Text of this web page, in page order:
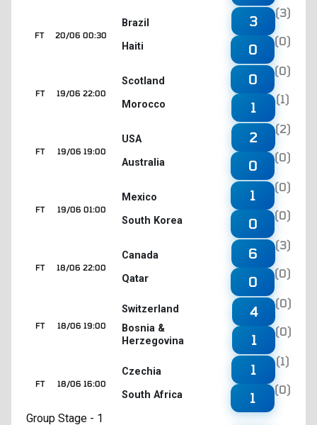
20/06 00:30
FT
Brazil
Haiti
3
(3)
0
(0)
19/06 22:00
FT
Scotland
Morocco
0
(0)
1
(1)
19/06 19:00
FT
USA
Australia
2
(2)
0
(0)
19/06 01:00
FT
Mexico
South Korea
1
(0)
0
(0)
18/06 22:00
FT
Canada
Qatar
6
(3)
0
(0)
18/06 19:00
FT
Switzerland
Bosnia &
Herzegovina
4
(0)
1
(0)
18/06 16:00
FT
Czechia
South Africa
1
(1)
1
(0)
Group Stage - 1